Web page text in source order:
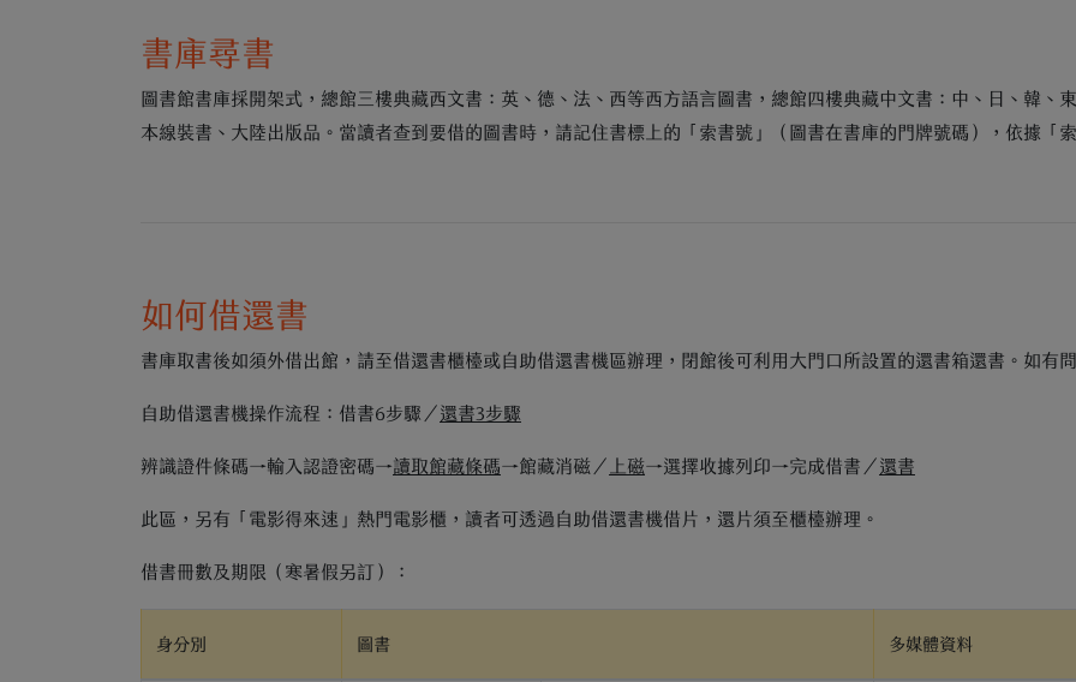
書庫尋書
圖書館書庫採開架式，總館三樓典藏西文書：英、德、法、西等西方語言圖書，總館四樓典藏中文書：中、日、韓、
本線裝書、大陸出版品。當讀者查到要借的圖書時，請記住書標上的「索書號」（圖書在書庫的門牌號碼），依據「
如何借還書
書庫取書後如須外借出館，請至借還書櫃檯或自助借還書機區辦理，閉館後可利用大門口所設置的還書箱還書。如有
自助借還書機操作流程：借書6步驟／ 還書3步驟
辨識證件條碼→輸入認證密碼→讀取館藏條碼→館藏消磁／ 上磁→選擇收據列印→完成借書／ 還書
此區，另有「電影得來速」熱門電影櫃，讀者可透過自助借還書機借片，還片須至櫃檯辦理。
借書冊數及期限（寒暑假另訂）：
身分別 圖書 多媒體資料